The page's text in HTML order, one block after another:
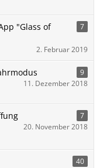
"Glass of
7
2. Februar 2019
9
11. Dezember 2018
7
20. November 2018
40